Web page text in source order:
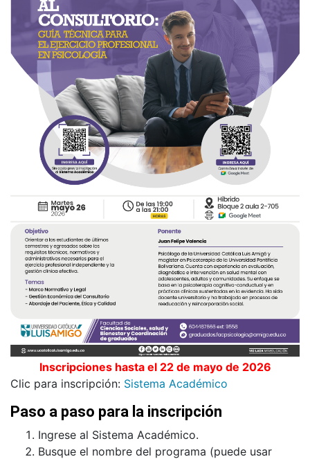
Inscripciones hasta el 22 de mayo de 2026
Clic para inscripción: Sistema Académico
Paso a paso para la inscripción
Ingrese al Sistema Académico.
Busque el nombre del programa (puede usar